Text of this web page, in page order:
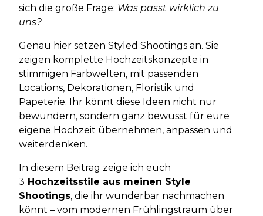
sich die große Frage: Was passt wirklich zu
uns?
Genau hier setzen Styled Shootings an. Sie
zeigen komplette Hochzeitskonzepte in
stimmigen Farbwelten, mit passenden
Locations, Dekorationen, Floristik und
Papeterie. Ihr könnt diese Ideen nicht nur
bewundern, sondern ganz bewusst für eure
eigene Hochzeit übernehmen, anpassen und
weiterdenken.
In diesem Beitrag zeige ich euch
3 Hochzeitsstile aus meinen Style
Shootings, die ihr wunderbar nachmachen
könnt – vom modernen Frühlingstraum über